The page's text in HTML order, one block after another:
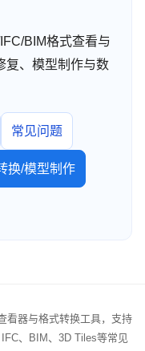
BIM格式查看与
复、模型制作与数
常见问题
换/模型制作
看器与格式转换工具，支持
、BIM、3D Tiles等常见